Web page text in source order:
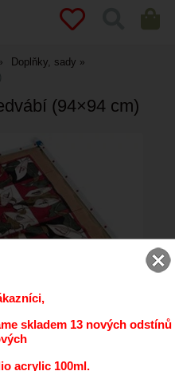
Doplňky, sady
(94×94 cm)
skladem 13 nových odstínů
acrylic 100ml.